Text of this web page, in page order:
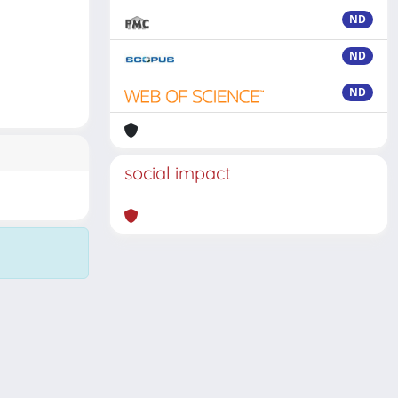
ND
ND
ND
social impact